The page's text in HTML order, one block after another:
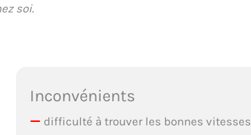
soi.
Inconvénients
difficulté à trouver les bonnes vitesses